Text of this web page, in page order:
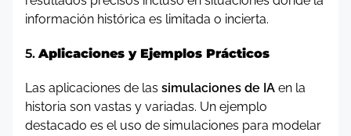
información histórica es limitada o incierta.
5.Aplicaciones y Ejemplos Prácticos
Las aplicaciones de las simulaciones de IA en la
historia son vastas y variadas. Un ejemplo
destacado es el uso de simulaciones para modelar